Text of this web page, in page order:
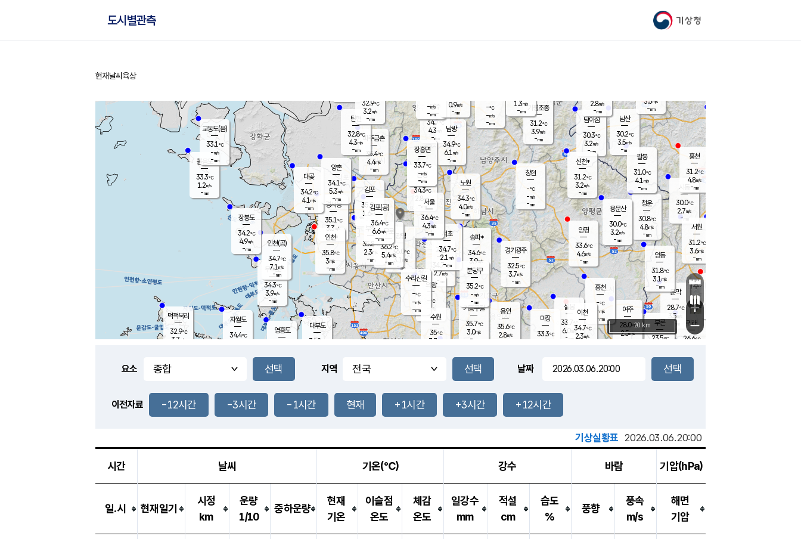
기상청
도시별관측
홈
현재날씨 육상
풍도
5.0m/s
문막
28.7℃
3.5m/s
mm
남이섬
30.3℃
3.2m/s
-mm
무의도
34.3℃
3.9m/s
-mm
영흥도
볼음도
33.3℃
1.2m/s
-mm
자월도
34.4℃
양주
34.7℃
4.3
-mm
부론
23.5℃
과천
34.7℃
2.7m/s
- mm
남산
30.2℃
3.5m/s
-mm
장봉도
34.2℃
4.9m/s
-mm
-mm
청운
30.8℃
4.8m/s
-mm
팔봉
31.0℃
4.1 m/s
-mm
-mm
용인
35.6℃
2.8m/s
여주
28.0℃
2.5m/s
양동
31.8℃
3.1m/s
-mm
경기광주
32.5℃
3.7m/s
-mm
장호원
2.8m/s
-mm
33.6
℃
대부도
34.8
-
경서동
35.1℃
3.3 m/s
-mm
파주금촌
35.4℃
4.4m/s
-mm
가평조종
31.2℃
3.9m/s
-mm
-℃
-m/s
-mm
대곶
34.2℃
4.1 m/s
-mm
신천*
31.2℃
3.2m/s
-mm
창현
-℃
-m/s
-mm
탄현
32.8℃
4.3m/s
-mm
1.3m/s
-mm
36.9℃
2.0m/s
-mm
흥천
-℃
-m/s
-mm
마장
33.3℃
의왕
- ℃
m/s
mm
김포
35.9℃
1.6 m/s
mm
설봉
33.7
6.0 m/s
- mm
광명
36.0
℃
3.1 m/s
-mm
부천
35.8℃
2.3m/s
-mm
-mm
양촌
34.1℃
5.3m/s
-mm
구로
36.2℃
5.4m/s
-mm
은평
34.3℃
2.8 m/s
- mm
노원
34.3℃
4.0m/s
-mm
송파*
34.6℃
3.9m/s
-mm
서초
34.7℃
2.1 m/s
-mm
남방
34.9℃
6.1 m/s
-mm
기흥구갈
35.7℃
3.0m/s
-
수리산길
-℃
-m/s
-mm
분당구
35.2℃
-m/s
-mm
장흥면
33.7℃
-m/s
-mm
-m/s
-mm
시동
30.0℃
2.7m/s
- mm
귀래
26.6℃
서원
31.2℃
3.6m/s
-mm
용문산
30.0℃
3.2m/s
-mm
덕적북리
32.9℃
3.7 m/s
인천(공)
34.7℃
7.1 m/s
-mm
김포(공)
36.4℃
6.6m/s
-mm
교동도(음)
33.1℃
-m/s
-mm
홍천
31.2℃
4.8m/s
-mm
이천
34.7℃
2.3m/s
양평
33.6℃
4.6m/s
-mm
수원
35℃
3.7 m/s
인천
35.8℃
3m/s
-mm
서울
36.4℃
4.3m/s
-mm
3.5m/s
-mm
32.9℃
3.2m/s
-mm
0.9m/s
-mm
+
−
20 km
요소 지역 날짜
이전자료 -12시간 -3시간 -1시간 현재 +1시간 +3시간 +12시간
기상실황표 2026.03.06.20:00
시간 날씨 기온(℃) 강수 바람 기압(hPa)
일.시 현재일기
시정
km
운량
1/10
중하운량
현재
기온
이슬점
온도
체감
온도
일강수
mm
적설
cm
습도
%
풍향
풍속
m/s
해면
기압